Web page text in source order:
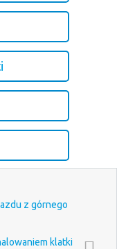
z górnego
klatki